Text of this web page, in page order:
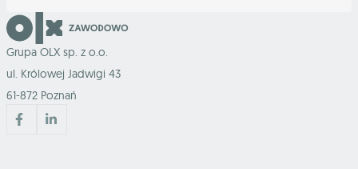
Grupa OLX sp. z o.o.
ul. Królowej Jadwigi 43
61-872 Poznań